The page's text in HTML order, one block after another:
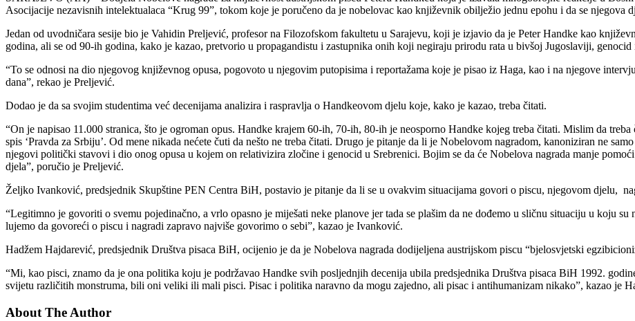
Asocijacije nezavisnih intelektualaca “Krug 99”, tokom koje je poručeno da je nobelovac kao književnik obilježio jednu epohu i da se
Jedan od uvodničara sesije bio je Vahidin Preljević, profesor na Filozofskom fakultetu u Sarajevu, koji je izjavio da je Peter Handke kao
godina, ali se od 90-ih godina, kako je kazao, pretvorio u propagandistu i zastupnika onih koji negiraju prirodu rata u bivšoj Jugoslaviji, genocid
“To se odnosi na dio njegovog književnog opusa, pogovoto u njegovim putopisima i reportažama koje je pisao iz Haga, kao i na njegove
dana”, rekao je Preljević.
Dodao je da sa svojim studentima već decenijama analizira i raspravlja o Handkeovom djelu koje, kako je kazao, treba čitati.
“On je napisao 11.000 stranica, što je ogroman opus. Handke krajem 60-ih, 70-ih, 80-ih je neosporno Handke kojeg treba čitati. Mislim da
spis ‘Pravda za Srbiju’. Od mene nikada nećete čuti da nešto ne treba čitati. Drugo je pitanje da li je Nobelovom nagradom, kanoniziran ne
njegovi politički stavovi i dio onog opusa u kojem on relativizira zločine i genocid u Srebrenici. Bojim se da će Nobelova nagrada manje
djela”, poručio je Preljević.
Željko Ivanković, predsjednik Skupštine PEN Centra BiH, postavio je pitanje da li se u ovakvim situacijama govori o piscu, njegovom djelu,
“Legitimno je govoriti o svemu pojedinačno, a vrlo opasno je miješati neke planove jer tada se plašim da ne dođemo u sličnu situaciju u koju
lujemo da govoreći o piscu i nagradi zapravo najviše govorimo o sebi”, kazao je Ivanković.
Hadžem Hajdarević, predsjednik Društva pisaca BiH, ocijenio je da je Nobelova nagrada dodijeljena austrijskom piscu “bjelosvjetski
“Mi, kao pisci, znamo da je ona politika koju je podržavao Handke svih posljednjih decenija ubila predsjednika Društva pisaca BiH 1992.
svijetu različitih monstruma, bili oni veliki ili mali pisci. Pisac i politika naravno da mogu zajedno, ali pisac i antihumanizam nikako”, kazao je
About The Author